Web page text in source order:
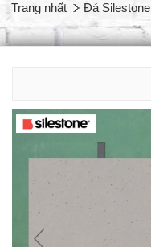
Trang nhất Đá Silestone